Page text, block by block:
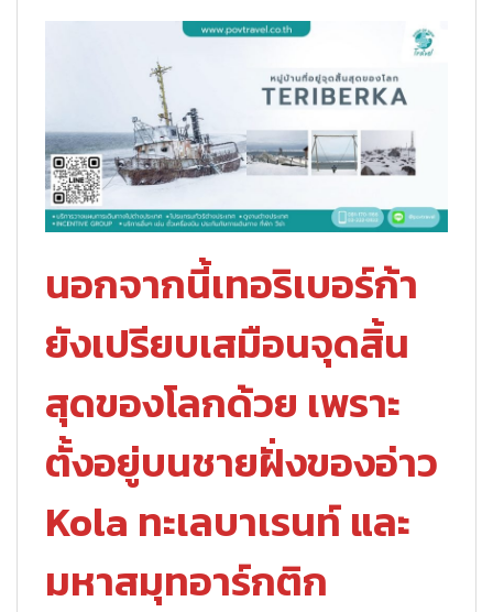
นอกจากนี้เทอริเบอร์ก้า
ยังเปรียบเสมือนจุดสิ้น
สุดของโลกด้วย เพราะ
ตั้งอยู่บนชายฝั่งของอ่าว
Kola ทะเลบาเรนท์ และ
มหาสมุทอาร์กติก